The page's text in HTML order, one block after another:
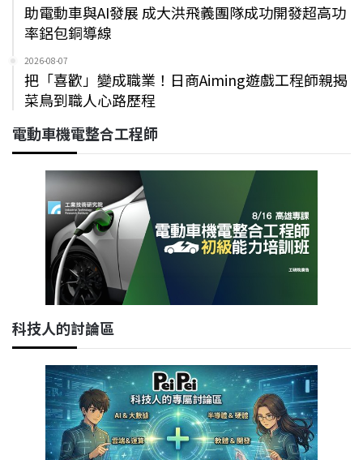
助電動車與AI發展 成大洪飛義團隊成功開發超高功
率鋁包銅導線
2026-08-07
把「喜歡」變成職業！日商Aiming遊戲工程師親揭
菜鳥到職人心路歷程
電動車機電整合工程師
科技人的討論區